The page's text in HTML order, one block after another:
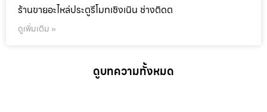
ร้านขายอะไหล่ประตูรีโมทเชิงเนิน ช่างติดต
ดูเพิ่มเติม »
ดูบทความทั้งหมด